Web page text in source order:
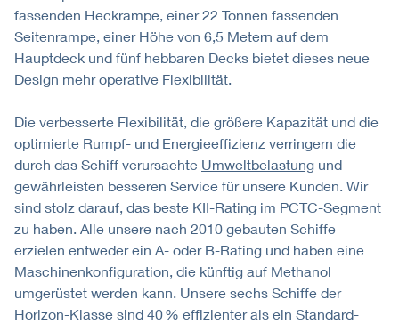
fassenden Heckrampe, einer 22 Tonnen fassenden
Seitenrampe, einer Höhe von 6,5 Metern auf dem
Hauptdeck und fünf hebbaren Decks bietet dieses neue
Design mehr operative Flexibilität.
Die verbesserte Flexibilität, die größere Kapazität und die
optimierte Rumpf- und Energieeffizienz verringern die
durch das Schiff verursachte Umweltbelastung und
gewährleisten besseren Service für unsere Kunden. Wir
sind stolz darauf, das beste KII-Rating im PCTC-Segment
zu haben. Alle unsere nach 2010 gebauten Schiffe
erzielen entweder ein A- oder B-Rating und haben eine
Maschinenkonfiguration, die künftig auf Methanol
umgerüstet werden kann. Unsere sechs Schiffe der
Horizon-Klasse sind 40 % effizienter als ein Standard-